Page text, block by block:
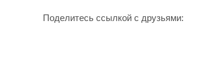
Поделитесь ссылкой с друзьями: